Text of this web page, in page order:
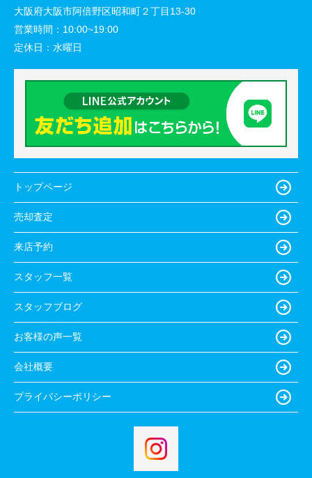
大阪府大阪市阿倍野区昭和町２丁目13-30
営業時間： 10:00~19:00
定休日： 水曜日
トップページ
売却査定
来店予約
スタッフ一覧
スタッフブログ
お客様の声一覧
会社概要
プライバシーポリシー